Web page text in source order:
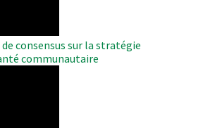
consensus sur la stratégie
communautaire